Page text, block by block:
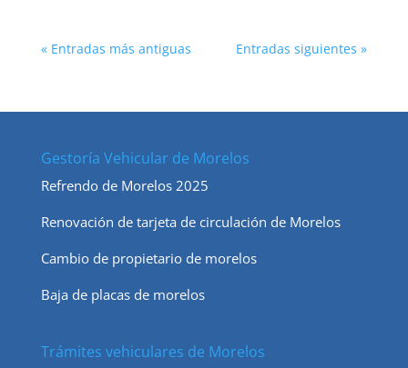
« Entradas más antiguas Entradas siguientes »
Gestoría Vehicular de Morelos
Refrendo de Morelos 2025
Renovación de tarjeta de circulación de Morelos
Cambio de propietario de morelos
Baja de placas de morelos
Trámites vehiculares de Morelos